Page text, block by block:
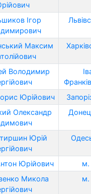
Ігор
Максим
Володимир
Юрійович
Олександр
Юрій
Юрійович
м.
Микола
м.